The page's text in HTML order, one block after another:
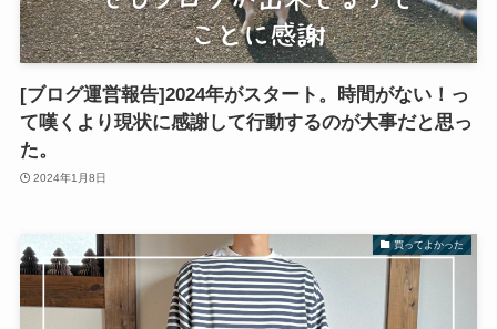
[ブログ運営報告]2024年がスタート。時間がない！っ
て嘆くより現状に感謝して行動するのが大事だと思っ
た。
2024年1月8日
買ってよかった